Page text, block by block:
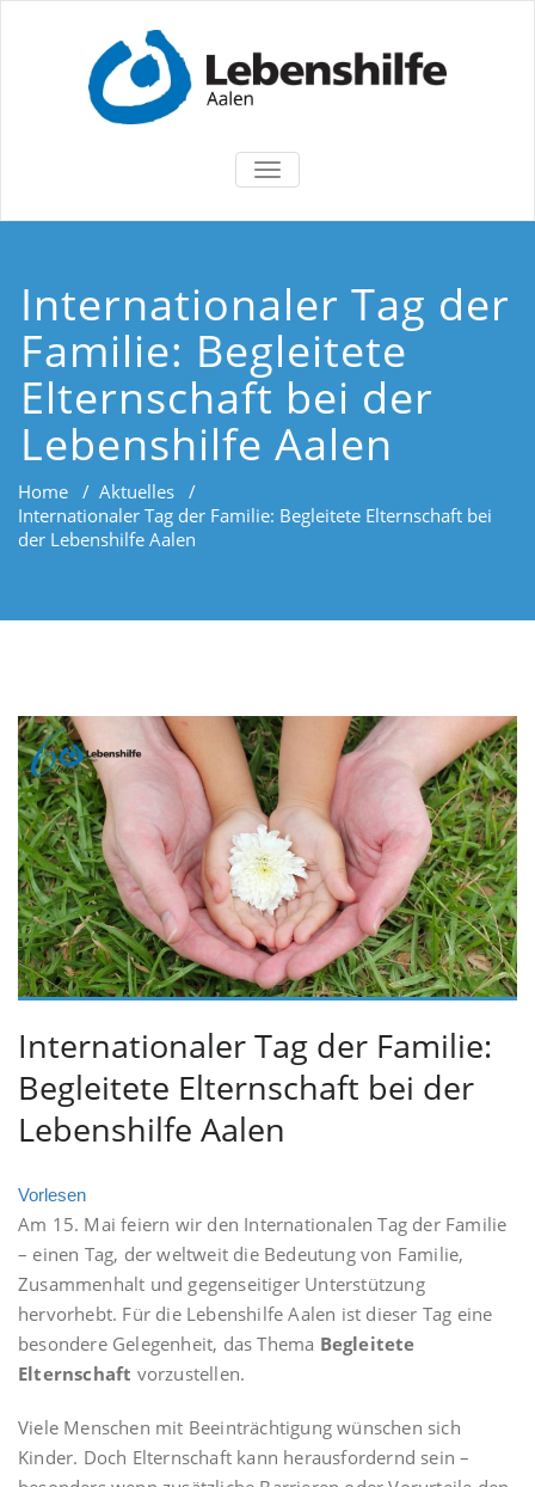
TOGGLE
Internationaler Tag der
Familie: Begleitete
Elternschaft bei der
Lebenshilfe Aalen
Home / Aktuelles /
Internationaler Tag der Familie: Begleitete Elternschaft bei
der Lebenshilfe Aalen
Internationaler Tag der Familie:
Begleitete Elternschaft bei der
Lebenshilfe Aalen
Vorlesen
Am 15. Mai feiern wir den Internationalen Tag der Familie
– einen Tag, der weltweit die Bedeutung von Familie,
Zusammenhalt und gegenseitiger Unterstützung
hervorhebt. Für die Lebenshilfe Aalen ist dieser Tag eine
besondere Gelegenheit, das Thema Begleitete
Elternschaft vorzustellen.
Viele Menschen mit Beeinträchtigung wünschen sich
Kinder. Doch Elternschaft kann herausfordernd sein –